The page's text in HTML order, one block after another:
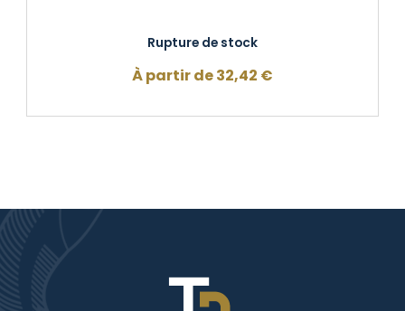
Rupture de stock
À partir de32,42 €